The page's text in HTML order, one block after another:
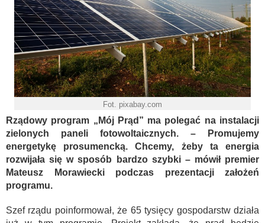
Fot. pixabay.com
Rządowy program „Mój Prąd” ma polegać na instalacji
zielonych paneli fotowoltaicznych. – Promujemy
energetykę prosumencką. Chcemy, żeby ta energia
rozwijała się w sposób bardzo szybki – mówił premier
Mateusz Morawiecki podczas prezentacji założeń
programu.
Szef rządu poinformował, że 65 tysięcy gospodarstw działa